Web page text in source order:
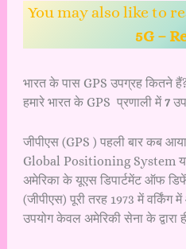
You may also like to
5G –
भारत के पास GPS उपग्रह कितने हैं?
हमारे भारत के GPS प्रणाली में7
जीपीएस (GPS ) पहली बार कब
Global Positioning System
अमेरिका के यूएस डिपार्टमेंट ऑफ
(जीपीएस) पूरी तरह 1973 में वर्किंग
उपयोग केवल अमेरिकी सेना के द्वारा